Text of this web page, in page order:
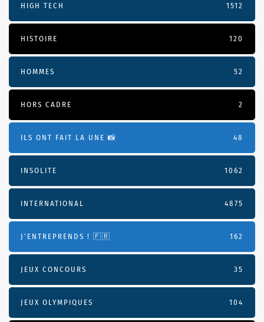
HIGH TECH 1512
HISTOIRE 120
HOMMES 52
HORS CADRE 2
ILS ONT FAIT LA UNE 📸 48
INSOLITE 1062
INTERNATIONAL 4875
J'ENTREPRENDS ! 🇫🇷 162
JEUX CONCOURS 35
JEUX OLYMPIQUES 104